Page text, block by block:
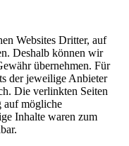
Websites Dritter, auf
Deshalb können wir
übernehmen. Für
der jeweilige Anbieter
Die verlinkten Seiten
auf mögliche
Inhalte waren zum